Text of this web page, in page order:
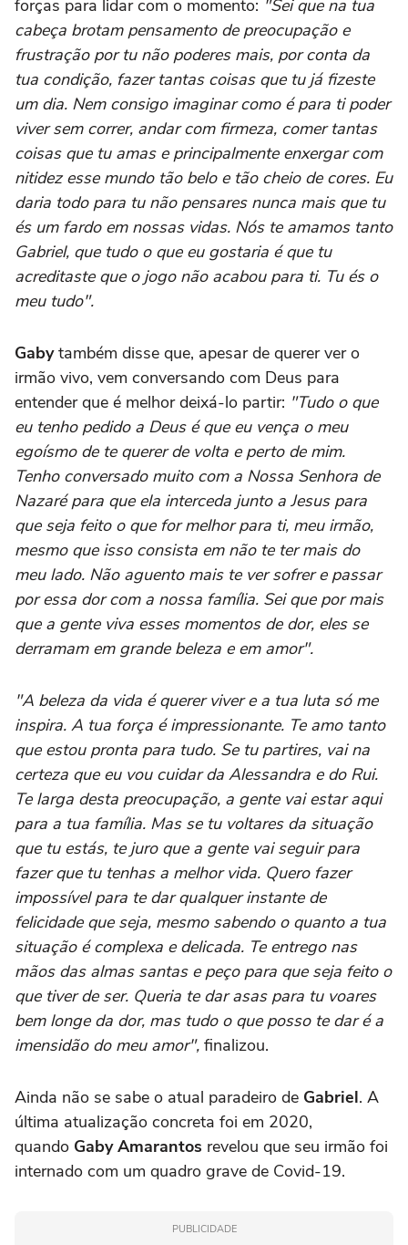
forças para lidar com o momento: "Sei que na tua
cabeça brotam pensamento de preocupação e
frustração por tu não poderes mais, por conta da
tua condição, fazer tantas coisas que tu já fizeste
um dia. Nem consigo imaginar como é para ti poder
viver sem correr, andar com firmeza, comer tantas
coisas que tu amas e principalmente enxergar com
nitidez esse mundo tão belo e tão cheio de cores. Eu
daria todo para tu não pensares nunca mais que tu
és um fardo em nossas vidas. Nós te amamos tanto
Gabriel, que tudo o que eu gostaria é que tu
acreditaste que o jogo não acabou para ti. Tu és o
meu tudo".
Gabytambém disse que, apesar de querer ver o
irmão vivo, vem conversando com Deus para
entender que é melhor deixá-lo partir: "Tudo o que
eu tenho pedido a Deus é que eu vença o meu
egoísmo de te querer de volta e perto de mim.
Tenho conversado muito com a Nossa Senhora de
Nazaré para que ela interceda junto a Jesus para
que seja feito o que for melhor para ti, meu irmão,
mesmo que isso consista em não te ter mais do
meu lado. Não aguento mais te ver sofrer e passar
por essa dor com a nossa família. Sei que por mais
que a gente viva esses momentos de dor, eles se
derramam em grande beleza e em amor".
"A beleza da vida é querer viver e a tua luta só me
inspira. A tua força é impressionante. Te amo tanto
que estou pronta para tudo. Se tu partires, vai na
certeza que eu vou cuidar da Alessandra e do Rui.
Te larga desta preocupação, a gente vai estar aqui
para a tua família. Mas se tu voltares da situação
que tu estás, te juro que a gente vai seguir para
fazer que tu tenhas a melhor vida. Quero fazer
impossível para te dar qualquer instante de
felicidade que seja, mesmo sabendo o quanto a tua
situação é complexa e delicada. Te entrego nas
mãos das almas santas e peço para que seja feito o
que tiver de ser. Queria te dar asas para tu voares
bem longe da dor, mas tudo o que posso te dar é a
imensidão do meu amor", finalizou.
Ainda não se sabe o atual paradeiro de Gabriel. A
última atualização concreta foi em 2020,
quando Gaby Amarantos revelou que seu irmão foi
internado com um quadro grave de Covid-19.
PUBLICIDADE